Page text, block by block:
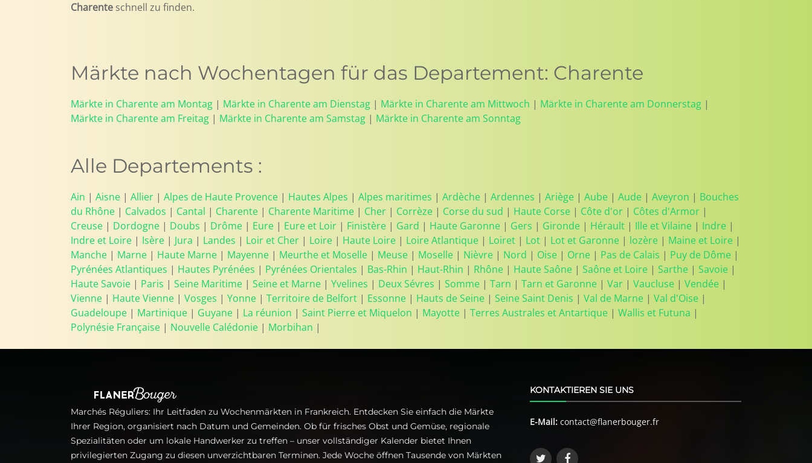
Charente schnell zu finden.
Märkte nach Wochentagen für das Departement: Charente
Märkte in Charente am Montag | Märkte in Charente am Dienstag | Märkte in Charente am Mittwoch | Märkte in Charente am Donnerstag |
Märkte in Charente am Freitag | Märkte in Charente am Samstag | Märkte in Charente am Sonntag
Alle Departements :
Ain | Aisne | Allier | Alpes de Haute Provence | Hautes Alpes | Alpes maritimes | Ardèche | Ardennes | Ariège | Aube | Aude | Aveyron | Bouches
du Rhône | Calvados | Cantal | Charente | Charente Maritime | Cher | Corrèze | Corse du sud | Haute Corse | Côte d'or | Côtes d'Armor |
Creuse | Dordogne | Doubs | Drôme | Eure | Eure et Loir | Finistère | Gard | Haute Garonne | Gers | Gironde | Hérault | Ille et Vilaine | Indre |
Indre et Loire | Isère | Jura | Landes | Loir et Cher | Loire | Haute Loire | Loire Atlantique | Loiret | Lot | Lot et Garonne | lozère | Maine et Loire |
Manche | Marne | Haute Marne | Mayenne | Meurthe et Moselle | Meuse | Moselle | Nièvre | Nord | Oise | Orne | Pas de Calais | Puy de Dôme |
Pyrénées Atlantiques | Hautes Pyrénées | Pyrénées Orientales | Bas-Rhin | Haut-Rhin | Rhône | Haute Saône | Saône et Loire | Sarthe | Savoie |
Haute Savoie | Paris | Seine Maritime | Seine et Marne | Yvelines | Deux Sévres | Somme | Tarn | Tarn et Garonne | Var | Vaucluse | Vendée |
Vienne | Haute Vienne | Vosges | Yonne | Territoire de Belfort | Essonne | Hauts de Seine | Seine Saint Denis | Val de Marne | Val d'Oise |
Guadeloupe | Martinique | Guyane | La réunion | Saint Pierre et Miquelon | Mayotte | Terres Australes et Antartique | Wallis et Futuna |
Polynésie Française | Nouvelle Calédonie | Morbihan |
Marchés Réguliers: Ihr Leitfaden zu Wochenmärkten in Frankreich. Entdecken Sie einfach die Märkte
Ihrer Region, organisiert nach Datum und Gemeinden. Ob für frisches Obst und Gemüse, regionale
Spezialitäten oder um lokale Handwerker zu treffen – unser vollständiger Kalender bietet Ihnen
privilegierten Zugang zu diesen unverzichtbaren Terminen. Jede Woche öffnen Tausende von Märkten
KONTAKTIEREN SIE UNS
E-Mail: contact@flanerbouger.fr